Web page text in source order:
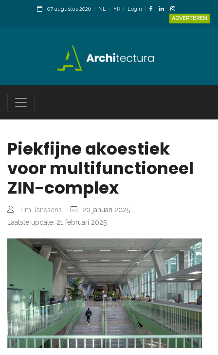
07 augustus 2026 NL FR
Login
ADVERTEREN
Piekfijne akoestiek
voor multifunctioneel
ZIN-complex
Tim Janssens
20 januari 2025
Laatste update: 21 februari 2025